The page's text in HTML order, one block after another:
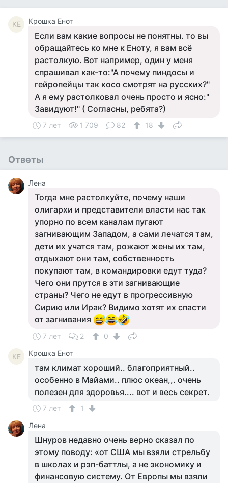
КЕ Крошка Енот
Если вам какие вопросы не понятны. то вы
обращайтесь ко мне к Еноту, я вам всё
растолкую. Вот например, один у меня
спрашивал как-то:"А почему пиндосы и
гейропейцы так косо смотрят на русских?"
А я ему растолковал очень просто и ясно:"
Завидуют!" ( Согласны, ребята?)
7 лет 1 709 82 18
Ответы
Лена
Тогда мне растолкуйте, почему наши
олигархи и представители власти нас так
упорно по всем каналам пугают
загнивающим Западом, а сами лечатся там,
дети их учатся там, рожают жены их там,
отдыхают они там, собственность
покупают там, в командировки едут туда?
Чего они прутся в эти загнивающие
страны? Чего не едут в прогрессивную
Сирию или Ирак? Видимо хотят их спасти
от загнивания
7 лет 2 0
КЕ Крошка Енот
там климат хороший.. благоприятный..
особенно в Майами.. плюс океан,,. очень
полезен для здоровья.... вот и весь секрет.
7 лет
1
Лена
Шнуров недавно очень верно сказал по
этому поводу: «от США мы взяли стрельбу
в школах и рэп-баттлы, а не экономику и
финансовую систему. От Европы мы взяли